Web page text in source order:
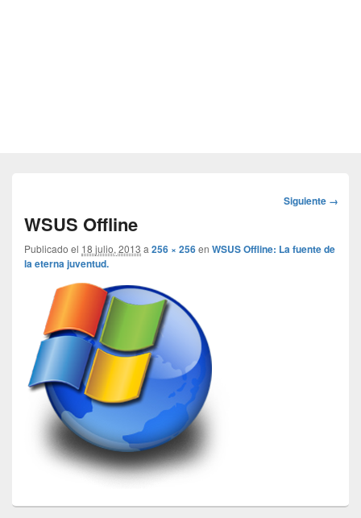
Navegador
Siguiente →
WSUS Offline
Publicado el 18 julio, 2013 a 256 × 256en WSUS Offline: La fuente de
la eterna juventud.